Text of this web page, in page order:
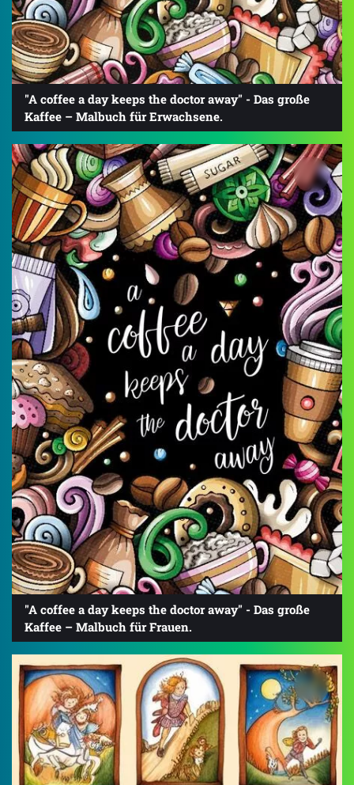
"A coffee a day keeps the doctor away" - Das große
Kaffee – Malbuch für Erwachsene.
"A coffee a day keeps the doctor away" - Das große
Kaffee – Malbuch für Frauen.